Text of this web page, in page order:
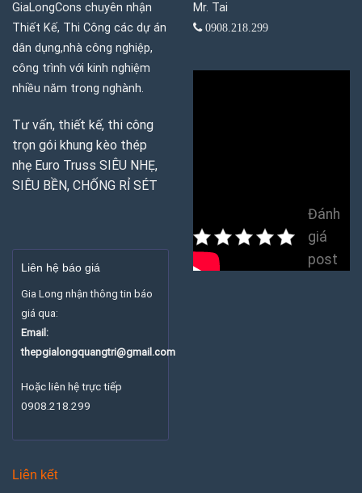
GiaLongCons chuyên nhận
Thiết Kế, Thi Công các dự án
dân dụng,nhà công nghiệp,
công trình với kinh nghiệm
nhiều năm trong nghành.
Tư vấn, thiết kế, thi công
trọn gói khung kèo thép
nhẹ Euro Truss SIÊU NHẸ,
SIÊU BỀN, CHỐNG RỈ SÉT
Liên hệ báo giá
Gia Long nhận thông tin báo
giá qua:
Email:
thepgialongquangtri@gmail.com
Hoặc liên hệ trực tiếp
0908.218.299
Mr. Tai
0908.218.299
Đánh
giá
post
Liên kết